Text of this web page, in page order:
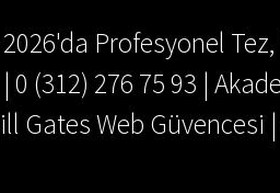
Profesyonel
(312) 276 75 93 |
Gates Web Güvencesi